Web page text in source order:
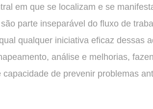
em que se localizam e se
parte inseparável do fluxo de
qualquer iniciativa eficaz dessas
análise e melhorias,
capacidade de prevenir problemas